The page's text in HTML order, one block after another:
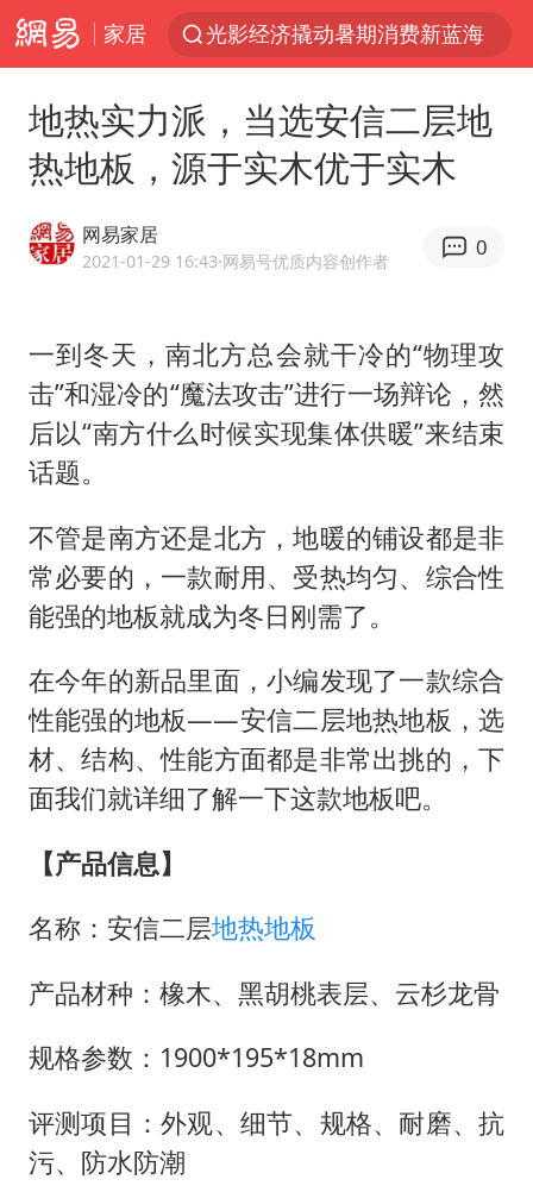
家居
郑丽文：台湾从来没有“独立”过
茅台部分直营店飞天茅台提价
白海豚将正面袭击贯穿浙江
酒店回应车内过夜被收150元
酒店花洒现排泄物住客索赔遭拒
杭州全市有序停课
夏日经济乘“热”而上 消费市场向“新”而行
泰国初中生饮弹自尽前开了26枪
36岁男演员成景区NPC后人气爆棚
全民健身事业高质量发展
台当局重金为“台独”织“皇帝新衣”
几元成本的AI广告导致千万市值蒸发
乐享全民健身 共筑健康中国
地热实力派，当选安信二层地
热地板，源于实木优于实木
网易家居
2021-01-29 16:43·网易号优质内容创作者
0
一到冬天，南北方总会就干冷的“物理攻
击”和湿冷的“魔法攻击”进行一场辩论，然
后以“南方什么时候实现集体供暖”来结束
话题。
不管是南方还是北方，地暖的铺设都是非
常必要的，一款耐用、受热均匀、综合性
能强的地板就成为冬日刚需了。
在今年的新品里面，小编发现了一款综合
性能强的地板——安信二层地热地板，选
材、结构、性能方面都是非常出挑的，下
面我们就详细了解一下这款地板吧。
【产品信息】
名称：安信二层地热地板
产品材种：橡木、黑胡桃表层、云杉龙骨
规格参数：1900*195*18mm
评测项目：外观、细节、规格、耐磨、抗
污、防水防潮